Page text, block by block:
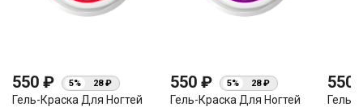
550 ₽ 5% 28 ₽
Гель-Краска Для Ногтей
550 ₽ 5% 28 ₽
Гель-Краска Для Ногтей
550
Гель-